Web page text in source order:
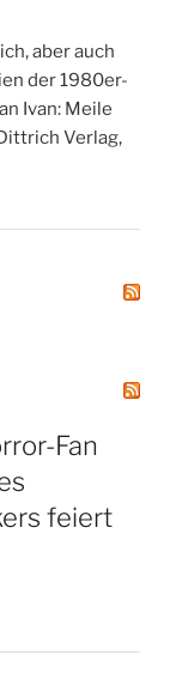
aber auch
der 1980er-
Ivan: Meile
Verlag,
Fan
feiert